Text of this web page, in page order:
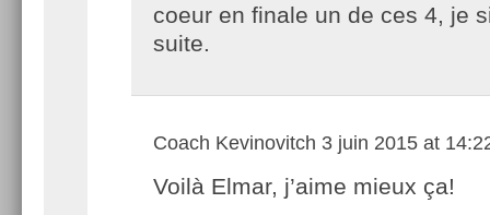
coeur en finale un de ces 4, je
suite.
Coach Kevinovitch 3 juin 2015 at
Voilà Elmar, j’aime mieux ça!